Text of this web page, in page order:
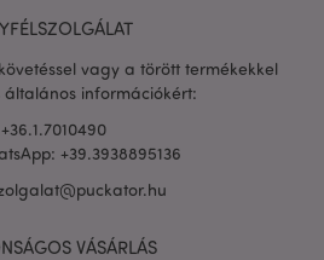
vagy a törött termékekkel
általános információkért:
+36.1.7010490
+39.3938895136
VÁSÁRLÁS